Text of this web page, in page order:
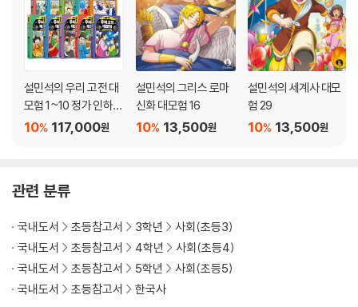
30강 정조가 사랑한 화가 김홍도
[2권 근현대편]
Ⅳ 근대
31강 나라를 지키기 위해 문을 잠근 흥선 대원군
32강 대한 제국의 첫 번째 황제 고종
35강 총과 칼로 독립을 이루려 했던 안중근
36강 하얼빈 의거를 이뤄낸 안중근
Ⅴ 일제 강점기
37강 독립 만세를 외친 유관순
38강 어린이날을 만든 방정환
39강 대한민국 임시 정부를 이끈 김구
설민석의 우리 고전 대
모험 1~10 정가 인하
세트 117,000원
10%
설민석의 그리스 로마
신화 대모험 16
13,500원
10%
설민석의 세계사 대모
험 29
13,500원
10%
관련 분류
국내도서 초등참고서 3학년
사회(초등3)
국내도서
초등참고서 4학년
사회(초등4)
국내도서
초등참고서 5학년
사회(초등5)
국내도서
초등참고서 한국사